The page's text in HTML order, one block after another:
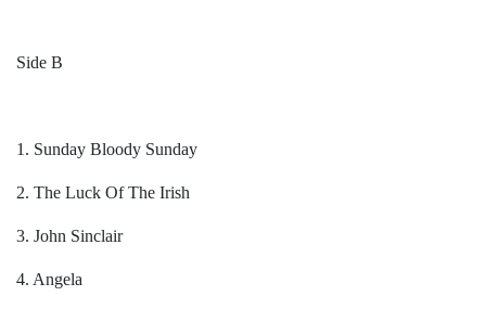
Side B
1. Sunday Bloody Sunday
2. The Luck Of The Irish
3. John Sinclair
4. Angela